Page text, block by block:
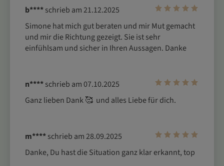
b****schrieb am 21.12.2025
Simone hat mich gut beraten und mir Mut gemacht
und mir die Richtung gezeigt. Sie ist sehr
einfühlsam und sicher in Ihren Aussagen. Danke
n****schrieb am 07.10.2025
Ganz lieben Dank 🥰  und alles Liebe für dich.
m****schrieb am 28.09.2025
Danke, Du hast die Situation ganz klar erkannt, top